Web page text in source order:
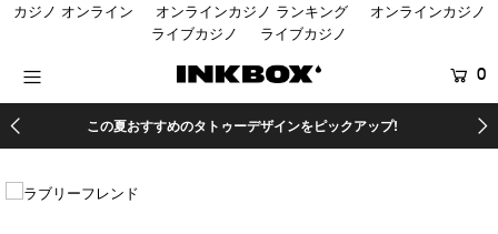
カジノ オンライン オンラインカジノ ランキング
オンラインカジノ
ライブカジノ
ライブカジノ
0
この夏おすすめのタトゥーデザインをピックアップ!
SHOP